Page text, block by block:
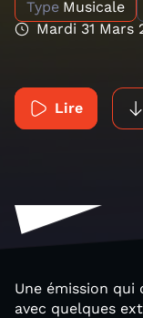
Type Musicale
Mardi 31 Mars
Lire
Une émission qui
avec quelques